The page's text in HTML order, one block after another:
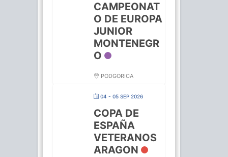
CAMPEONAT
O DE EUROPA
JUNIOR
MONTENEGR
O
PODGORICA
04 - 05 SEP 2026
COPA DE
ESPAÑA
VETERANOS
ARAGON